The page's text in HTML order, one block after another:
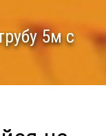
5м с